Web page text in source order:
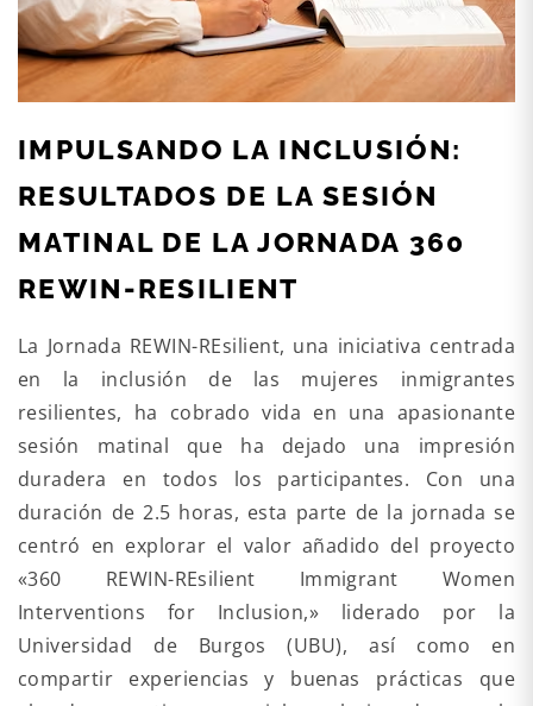
IMPULSANDO LA INCLUSIÓN:
RESULTADOS DE LA SESIÓN
MATINAL DE LA JORNADA 360
REWIN-RESILIENT
La Jornada REWIN-REsilient, una iniciativa centrada
en la inclusión de las mujeres inmigrantes
resilientes, ha cobrado vida en una apasionante
sesión matinal que ha dejado una impresión
duradera en todos los participantes. Con una
duración de 2.5 horas, esta parte de la jornada se
centró en explorar el valor añadido del proyecto
«360 REWIN-REsilient Immigrant Women
Interventions for Inclusion,» liderado por la
Universidad de Burgos (UBU), así como en
compartir experiencias y buenas prácticas que